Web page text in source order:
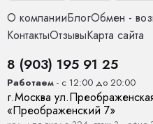
популярнее. Это могут быть
меховыми элементами, так и
или рукавах.
Как выбрать
мехом?
О компанииБлогОбмен -
КонтактыОтзывыКарта сайта
8 (903) 195 91 25
Работаем - с 12:00 до 20:00
г.Москва ул.
«Преображенский 7»